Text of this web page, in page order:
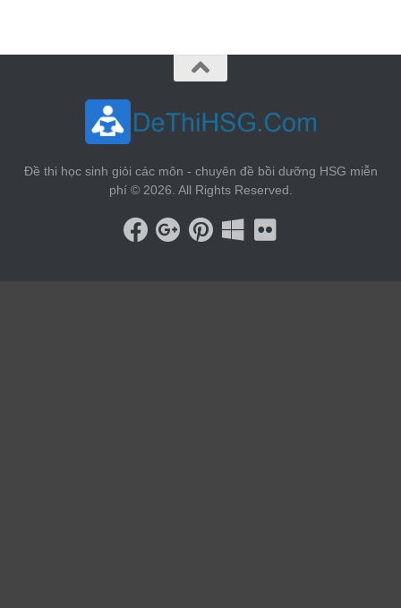
Đề thi học sinh giỏi các môn - chuyên đề bồi dưỡng HSG miễn
phí © 2026. All Rights Reserved.